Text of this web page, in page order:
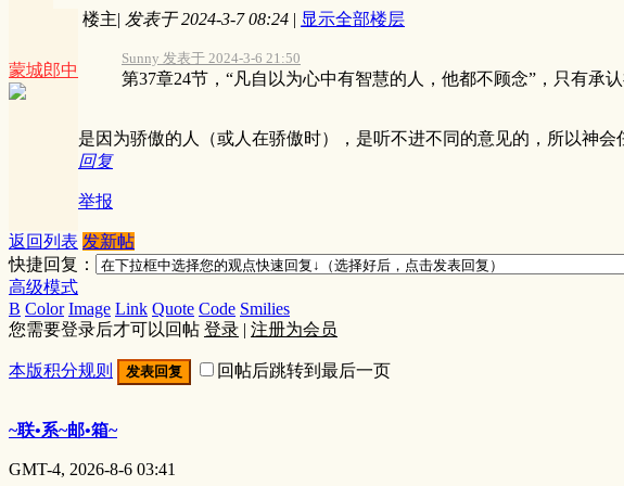
蒙城郎中
楼主| 发表于 2024-3-7 08:24 | 显示全部楼层
Sunny 发表于 2024-3-6 21:50
第37章24节，“凡自以为心中有智慧的人，他都不顾念”，只有承
是因为骄傲的人（或人在骄傲时），是听不进不同的意见的，所以神会
回复
举报
返回列表 发新帖
快捷回复：
高级模式
B Color Image Link Quote Code Smilies
您需要登录后才可以回帖 登录 | 注册为会员
本版积分规则 发表回复 回帖后跳转到最后一页
~联•系~邮•箱~
GMT-4, 2026-8-6 03:41